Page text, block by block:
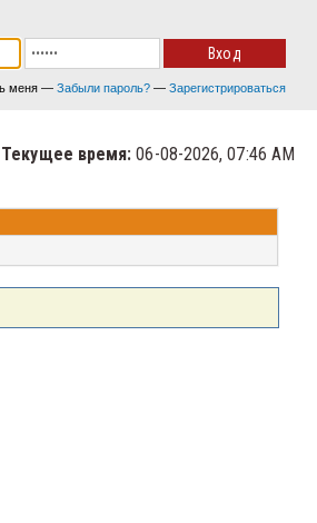
меня — Забыли пароль? — Зарегистрироваться
Текущее время: 06-08-2026, 07:46 AM